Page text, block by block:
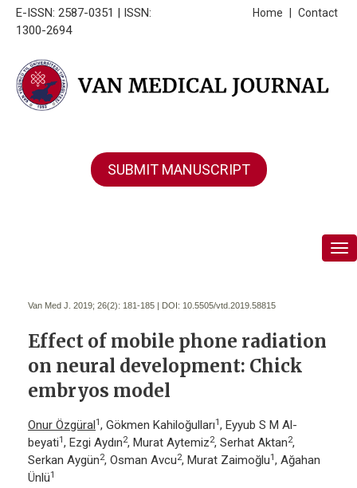
E-ISSN: 2587-0351 | ISSN:
1300-2694
Contact
Home
SUBMIT MANUSCRIPT
Van Med J. 2019; 26(2): 181-185 | DOI: 10.5505/vtd.2019.58815
Effect of mobile phone radiation
on neural development: Chick
embryos model
Onur Özgüral 1, Gökmen Kahiloğulları1, Eyyub S M Al-
beyati1, Ezgi Aydın2, Murat Aytemiz2, Serhat Aktan2,
Serkan Aygün2, Osman Avcu2, Murat Zaimoğlu1, Ağahan
Ünlü1